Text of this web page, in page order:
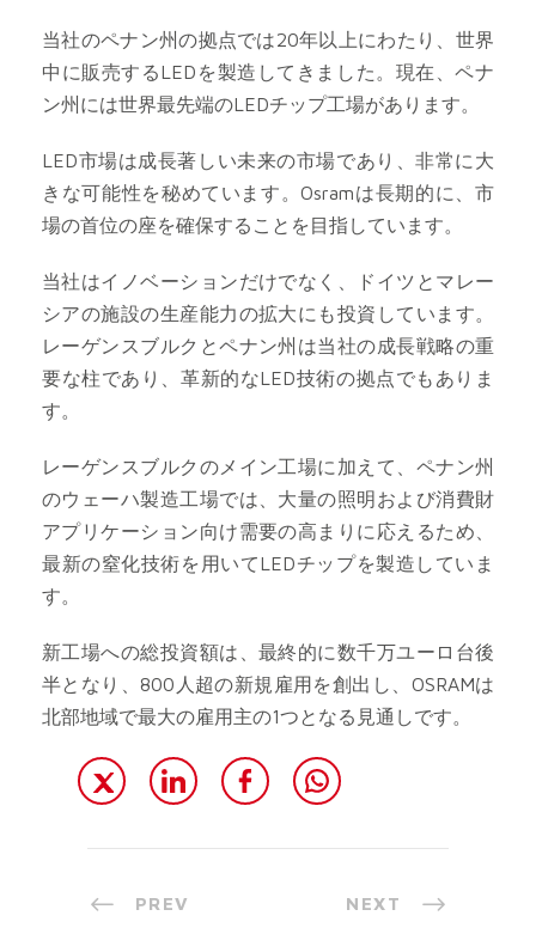
当社のペナン州の拠点では20年以上にわたり、世界
中に販売するLEDを製造してきました。現在、ペナ
ン州には世界最先端のLEDチップ工場があります。
LED市場は成長著しい未来の市場であり、非常に大
きな可能性を秘めています。Osramは長期的に、市
場の首位の座を確保することを目指しています。
当社はイノベーションだけでなく、ドイツとマレー
シアの施設の生産能力の拡大にも投資しています。
レーゲンスブルクとペナン州は当社の成長戦略の重
要な柱であり、革新的なLED技術の拠点でもありま
す。
レーゲンスブルクのメイン工場に加えて、ペナン州
のウェーハ製造工場では、大量の照明および消費財
アプリケーション向け需要の高まりに応えるため、
最新の窒化技術を用いてLEDチップを製造していま
す。
新工場への総投資額は、最終的に数千万ユーロ台後
半となり、800人超の新規雇用を創出し、OSRAMは
北部地域で最大の雇用主の1つとなる見通しです。
PREV NEXT